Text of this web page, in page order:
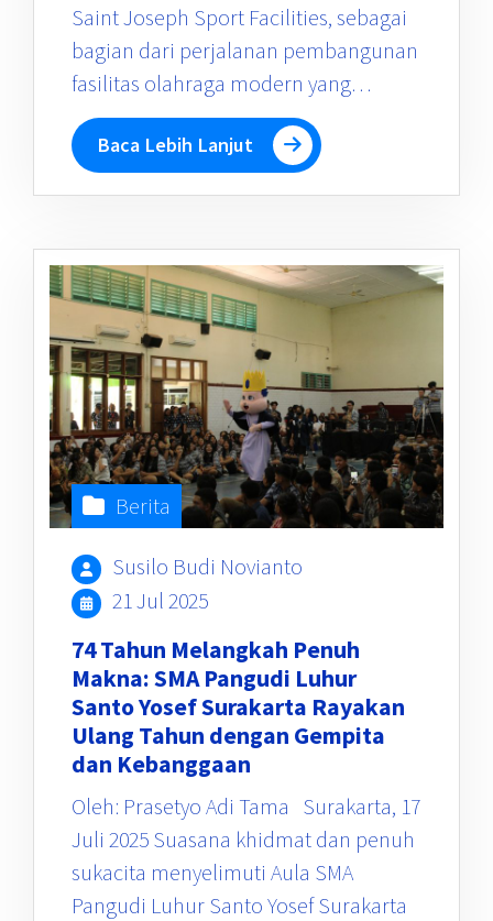
Saint Joseph Sport Facilities, sebagai
bagian dari perjalanan pembangunan
fasilitas olahraga modern yang…
Baca Lebih Lanjut
Berita
Susilo Budi Novianto
21 Jul 2025
74 Tahun Melangkah Penuh
Makna: SMA Pangudi Luhur
Santo Yosef Surakarta Rayakan
Ulang Tahun dengan Gempita
dan Kebanggaan
Oleh: Prasetyo Adi Tama Surakarta, 17
Juli 2025 Suasana khidmat dan penuh
sukacita menyelimuti Aula SMA
Pangudi Luhur Santo Yosef Surakarta